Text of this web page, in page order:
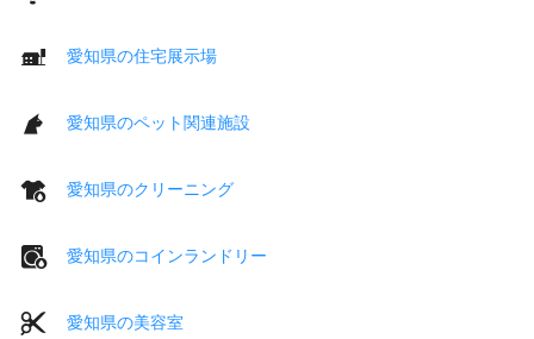
愛知県の住宅展示場
愛知県のペット関連施設
愛知県のクリーニング
愛知県のコインランドリー
愛知県の美容室